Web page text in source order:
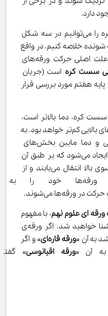
انواع حرکت ورقه‌های سنگ کره را می‌توانیم در سه شکل
شونده خلاصه کنیم. در واقع
این گونه به نظر می‌رسد که علت اصلی حرکت ورقه‌های
است (جریان
هفتم مورد بررسی قرار
سست کره، دما بالاتر است،
چگالی مواد نسبت به قسمت‌های بالایی کم‌تر خواهد بود. به
دلیل همین احتلاف در چگالی و دما مابین بخش‌های
مختلف سست کره، همرفتی ایجاد می‌شود که بر طبق آن
مواد خمیری سست کره به سوی بالا انتقال می‌یابند و از
مابین شکاف‌های بین ورقه‌ها
ای علوم نهم، با مفهوم
ورقه اقیانوسی و قاره‌ای نیز آشنا خواهید شد. اگر ورقه‌ی
ورقه قاره‌ای
» و اگر
ورقه اقیانوسی»